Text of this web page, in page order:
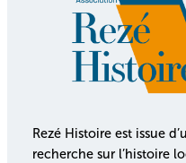
Rezé Histoire est issue
recherche sur l’histoire